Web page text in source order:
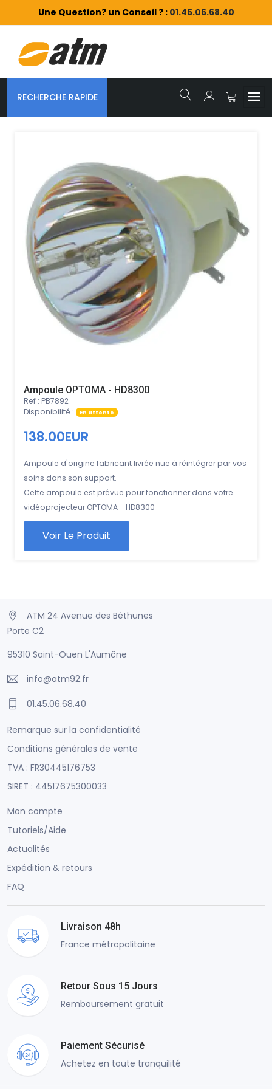
Une Question? un Conseil ? : 01.45.06.68.40
RECHERCHE RAPIDE
Ampoule OPTOMA - HD8300
Ref : PB7892
Disponibilité :
En attente
138.00EUR
Ampoule d'origine fabricant livrée nue à réintégrer par vos
soins dans son support.
Cette ampoule est prévue pour fonctionner dans votre
vidéoprojecteur OPTOMA - HD8300
Voir Le Produit
ATM 24 Avenue des Béthunes
Porte C2
95310 Saint-Ouen L'Aumône
info@atm92.fr
01.45.06.68.40
Remarque sur la confidentialité
Conditions générales de vente
TVA : FR30445176753
SIRET : 44517675300033
Mon compte
Tutoriels/Aide
Actualités
Expédition & retours
FAQ
Livraison 48h
France métropolitaine
Retour Sous 15 Jours
Remboursement gratuit
Paiement Sécurisé
Achetez en toute tranquilité